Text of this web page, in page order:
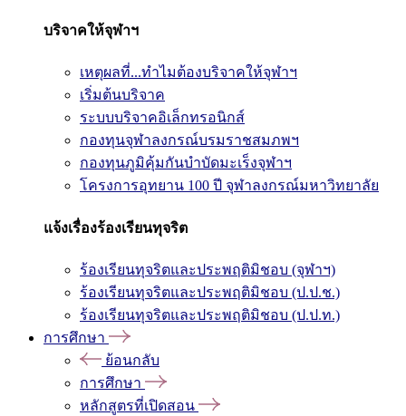
บริจาคให้จุฬาฯ
เหตุผลที่...ทำไมต้องบริจาคให้จุฬาฯ
เริ่มต้นบริจาค
ระบบบริจาคอิเล็กทรอนิกส์
กองทุนจุฬาลงกรณ์บรมราชสมภพฯ
กองทุนภูมิคุ้มกันบำบัดมะเร็งจุฬาฯ
โครงการอุทยาน 100 ปี จุฬาลงกรณ์มหาวิทยาลัย
แจ้งเรื่องร้องเรียนทุจริต
ร้องเรียนทุจริตและประพฤติมิชอบ (จุฬาฯ)
ร้องเรียนทุจริตและประพฤติมิชอบ (ป.ป.ช.)
ร้องเรียนทุจริตและประพฤติมิชอบ (ป.ป.ท.)
การศึกษา
ย้อนกลับ
การศึกษา
หลักสูตรที่เปิดสอน